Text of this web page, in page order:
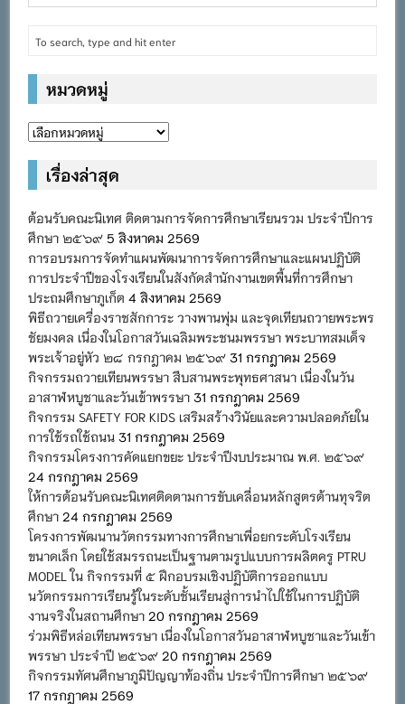
หมวดหมู่
หมวด
เรื่องล่าสุด
ต้อนรับคณะนิเทศ ติดตามการจัดการศึกษาเรียนรวม ประจำปีการ
ศึกษา ๒๕๖๙ 5 สิงหาคม 2569
การอบรมการจัดทำแผนพัฒนาการจัดการศึกษาและแผนปฏิบัติ
การประจำปีของโรงเรียนในสังกัดสำนักงานเขตพื้นที่การศึกษา
ประถมศึกษาภูเก็ต 4 สิงหาคม 2569
พิธีถวายเครื่องราชสักการะ วางพานพุ่ม และจุดเทียนถวายพระพร
ชัยมงคล เนื่องในโอกาสวันเฉลิมพระชนมพรรษา พระบาทสมเด็จ
พระเจ้าอยู่หัว ๒๘ กรกฎาคม ๒๕๖๙ 31 กรกฎาคม 2569
กิจกรรมถวายเทียนพรรษา สืบสานพระพุทธศาสนา เนื่องในวัน
อาสาฬหบูชาและวันเข้าพรรษา 31 กรกฎาคม 2569
กิจกรรม SAFETY FOR KIDS เสริมสร้างวินัยและความปลอดภัยใน
การใช้รถใช้ถนน 31 กรกฎาคม 2569
กิจกรรมโครงการคัดแยกขยะ ประจำปีงบประมาณ พ.ศ. ๒๕๖๙
24 กรกฎาคม 2569
ให้การต้อนรับคณะนิเทศติดตามการขับเคลื่อนหลักสูตรต้านทุจริต
ศึกษา 24 กรกฎาคม 2569
โครงการพัฒนานวัตกรรมทางการศึกษาเพื่อยกระดับโรงเรียน
ขนาดเล็ก โดยใช้สมรรถนะเป็นฐานตามรูปแบบการผลิตครู PTRU
MODEL ใน กิจกรรมที่ ๕ ฝึกอบรมเชิงปฏิบัติการออกแบบ
นวัตกรรมการเรียนรู้ในระดับชั้นเรียนสู่การนำไปใช้ในการปฏิบัติ
งานจริงในสถานศึกษา 20 กรกฎาคม 2569
ร่วมพิธีหล่อเทียนพรรษา เนื่องในโอกาสวันอาสาฬหบูชาและวันเข้า
พรรษา ประจำปี ๒๕๖๙ 20 กรกฎาคม 2569
กิจกรรมทัศนศึกษาภูมิปัญญาท้องถิ่น ประจำปีการศึกษา ๒๕๖๙
17 กรกฎาคม 2569